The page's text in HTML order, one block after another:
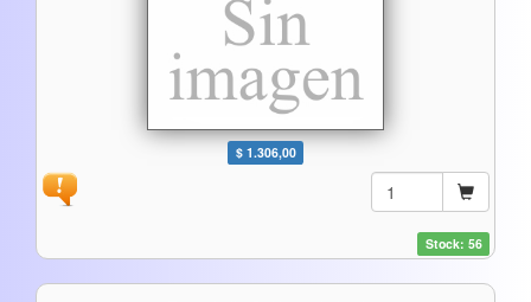
$ 1.306,00
Stock: 56